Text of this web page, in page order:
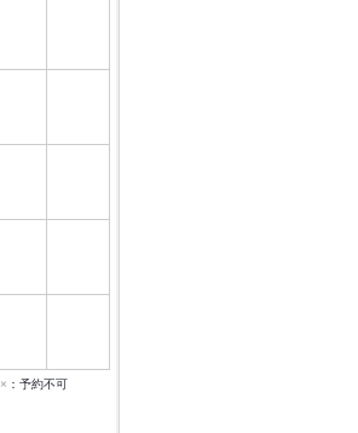
× ：予約不可